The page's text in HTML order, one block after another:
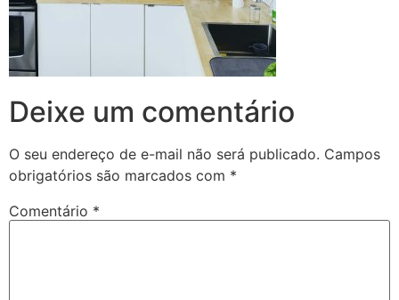
Deixe um comentário
O seu endereço de e-mail não será publicado. Campos
obrigatórios são marcados com *
Comentário *